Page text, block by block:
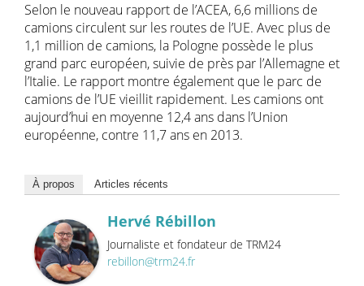
Selon le nouveau rapport de l’ACEA, 6,6 millions de
camions circulent sur les routes de l’UE. Avec plus de
1,1 million de camions, la Pologne possède le plus
grand parc européen, suivie de près par l’Allemagne et
l’Italie. Le rapport montre également que le parc de
camions de l’UE vieillit rapidement. Les camions ont
aujourd’hui en moyenne 12,4 ans dans l’Union
européenne, contre 11,7 ans en 2013.
À propos Articles récents
Hervé Rébillon
Journaliste et fondateur de TRM24
rebillon@trm24.fr